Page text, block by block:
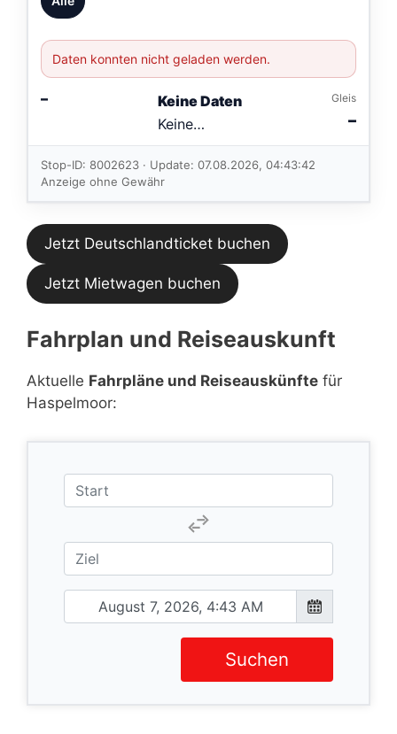
Daten konnten nicht geladen werden.
–
Keine Daten
Keine
Verbindungen
im aktuellen
Feed.
Gleis
–
Stop-ID: 8002623 · Update: 07.08.2026, 04:43:42
Anzeige ohne Gewähr
Jetzt Deutschlandticket buchen
Jetzt Mietwagen buchen
Fahrplan und Reiseauskunft
Aktuelle Fahrpläne und Reiseauskünfte für
Haspelmoor:
Suchen